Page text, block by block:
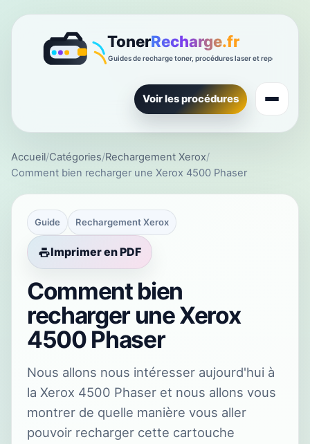
Voir les procédures
Accueil/Catégories/Rechargement Xerox/
Comment bien recharger une Xerox 4500 Phaser
Guide Rechargement Xerox
Imprimer en PDF
Comment bien
recharger une Xerox
4500 Phaser
Nous allons nous intéresser aujourd'hui à
la Xerox 4500 Phaser et nous allons vous
montrer de quelle manière vous aller
pouvoir recharger cette cartouche